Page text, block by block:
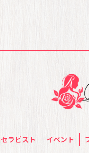
セラピスト イベント